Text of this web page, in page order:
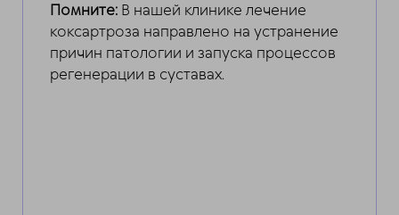
Помните: В нашей клинике лечение
коксартроза направлено на устранение
причин патологии и запуска процессов
регенерации в суставах.